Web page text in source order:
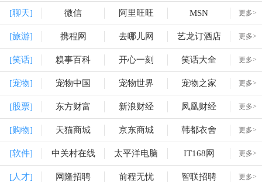
[聊天] 微信 阿里旺旺 MSN 更多>
[旅游] 携程网 去哪儿网 艺龙订酒店 更多>
[笑话] 糗事百科 开心一刻 笑话大全 更多>
[宠物] 宠物中国 宠物世界 宠物之家 更多>
[股票] 东方财富 新浪财经 凤凰财经 更多>
[购物] 天猫商城 京东商城 韩都衣舍 更多>
[软件] 中关村在线 太平洋电脑 IT168网 更多>
[人才] 网隆招聘 前程无忧 智联招聘 更多>